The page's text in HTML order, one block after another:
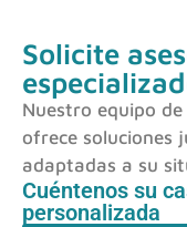
Solicite
Nuestro equipo
ofrece soluciones
adaptadas a su
Cuéntenos su
personalizada